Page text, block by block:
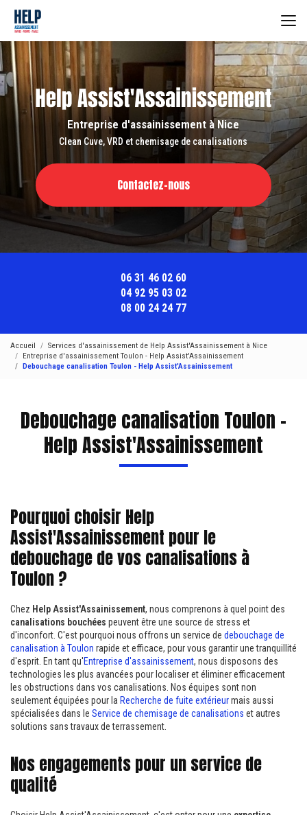
contenu
principal
Entreprise d'assainissement à Nice
Clean Cuve, VRD et chemisage de canalisations
Contactez-nous
06 31 46 02 60
04 92 95 03 02
08 00 24 24 77
Accueil
Services d'assainissement de Help Assist'Assainissement à Nice
Entreprise d'assainissement Toulon - Help Assist'Assainissement
Debouchage canalisation Toulon - Help Assist'Assainissement
Debouchage canalisation Toulon -
Help Assist'Assainissement
Pourquoi choisir Help
Assist'Assainissement pour le
debouchage de vos canalisations à
Toulon ?
Chez Help Assist'Assainissement, nous comprenons à quel point des
canalisations bouchées peuvent être une source de stress et
d'inconfort. C'est pourquoi nous offrons un service de debouchage de
canalisation à Toulon rapide et efficace, pour vous garantir une tranquillité
d'esprit. En tant qu'Entreprise d'assainissement, nous disposons des
technologies les plus avancées pour localiser et éliminer efficacement
les obstructions dans vos canalisations. Nos équipes sont non
seulement équipées pour la Recherche de fuite extérieurmais aussi
spécialisées dans le Service de chemisage de canalisations et autres
solutions sans travaux de terrassement.
Nos engagements pour un service de
qualité